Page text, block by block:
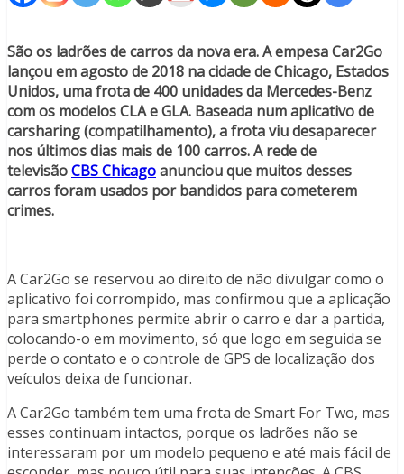
São os ladrões de carros da nova era. A empesa Car2Go
lançou em agosto de 2018 na cidade de Chicago, Estados
Unidos, uma frota de 400 unidades da Mercedes-Benz
com os modelos CLA e GLA. Baseada num aplicativo de
carsharing (compatilhamento), a frota viu desaparecer
nos últimos dias mais de 100 carros. A rede de
televisãoCBS Chicagoanunciou que muitos desses
carros foram usados por bandidos para cometerem
crimes.
A Car2Go se reservou ao direito de não divulgar como o
aplicativo foi corrompido, mas confirmou que a aplicação
para smartphones permite abrir o carro e dar a partida,
colocando-o em movimento, só que logo em seguida se
perde o contato e o controle de GPS de localização dos
veículos deixa de funcionar.
A Car2Go também tem uma frota de Smart For Two, mas
esses continuam intactos, porque os ladrões não se
interessaram por um modelo pequeno e até mais fácil de